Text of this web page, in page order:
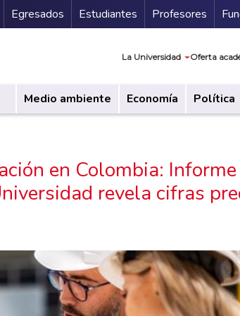
Secundario
Egresados Estudiantes Profesores
La Universidad Oferta
Medio ambiente Economía Política
en Colombia:
revela cifras